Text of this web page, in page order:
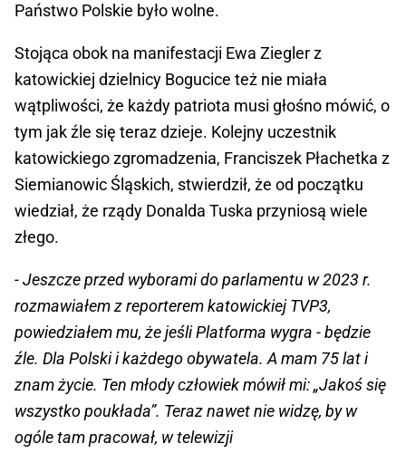
Państwo Polskie było wolne.
Stojąca obok na manifestacji Ewa Ziegler z
katowickiej dzielnicy Bogucice też nie miała
wątpliwości, że każdy patriota musi głośno mówić, o
tym jak źle się teraz dzieje. Kolejny uczestnik
katowickiego zgromadzenia, Franciszek Płachetka z
Siemianowic Śląskich, stwierdził, że od początku
wiedział, że rządy Donalda Tuska przyniosą wiele
złego.
- Jeszcze przed wyborami do parlamentu w 2023 r.
rozmawiałem z reporterem katowickiej TVP3,
powiedziałem mu, że jeśli Platforma wygra - będzie
źle. Dla Polski i każdego obywatela. A mam 75 lat i
znam życie. Ten młody człowiek mówił mi: „Jakoś się
wszystko poukłada”. Teraz nawet nie widzę, by w
ogóle tam pracował, w telewizji